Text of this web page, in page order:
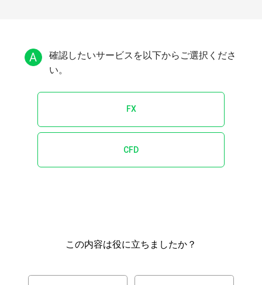
A
確認したいサービスを以下からご選択くださ
FX
CFD
この内容は役に立ちましたか？